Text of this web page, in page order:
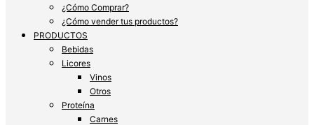
¿Cómo Comprar?
¿Cómo vender tus productos?
PRODUCTOS
Bebidas
Licores
Vinos
Otros
Proteína
Carnes